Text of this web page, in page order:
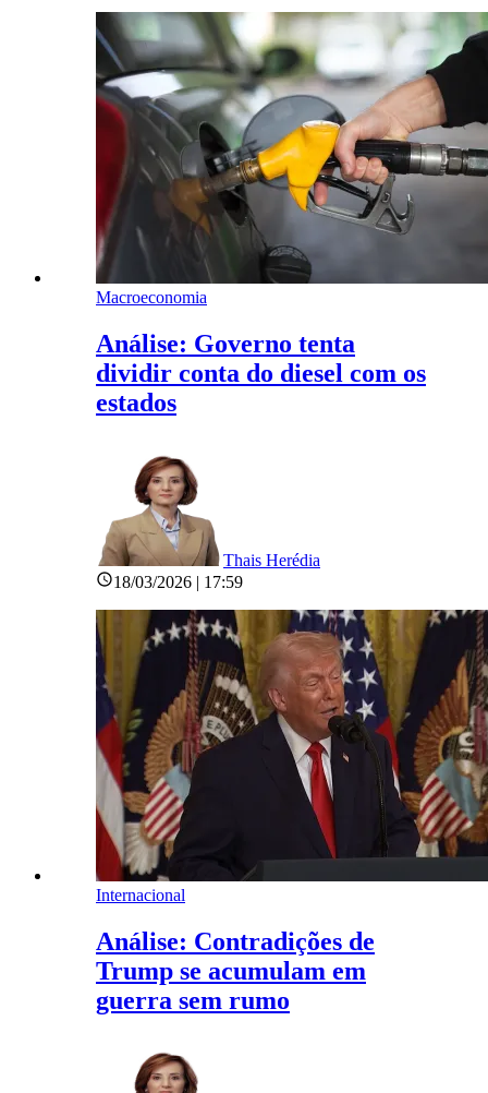
Macroeconomia
Análise: Governo tenta
dividir conta do diesel com os
estados
Thais Herédia
18/03/2026 | 17:59
Internacional
Análise: Contradições de
Trump se acumulam em
guerra sem rumo